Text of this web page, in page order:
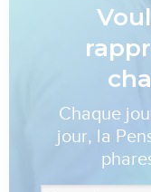
Chaque
jour, la